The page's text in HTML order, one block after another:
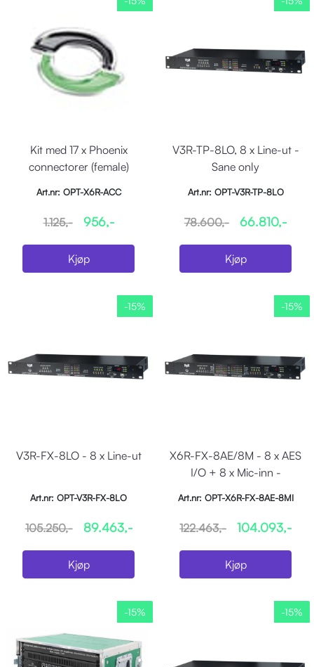
Kit med 17 x Phoenix
connectorer (female)
Art.nr: OPT-X6R-ACC
1.125,- 956,-
Kjøp
V3R-TP-8LO, 8 x Line-ut -
Sane only
Art.nr: OPT-V3R-TP-8LO
78.600,- 66.810,-
Kjøp
-15%
V3R-FX-8LO - 8 x Line-ut
Art.nr: OPT-V3R-FX-8LO
105.250,- 89.463,-
Kjøp
-15%
X6R-FX-8AE/8M - 8 x AES
I/O + 8 x Mic-inn -
Art.nr: OPT-X6R-FX-8AE-8MI
122.463,- 104.093,-
Kjøp
-15% -15%